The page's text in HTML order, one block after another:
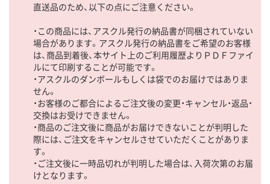
直送品のため、以下の点にご注意ください。
・この商品には、アスクル発行の納品書が同梱されていない
場合があります。アスクル発行の納品書をご希望のお客様
は、商品到着後、本サイト上のご利用履歴よりＰＤＦファイ
ルにて印刷することが可能です。
・アスクルのダンボールもしくは袋でのお届けではありま
せん。
・お客様のご都合によるご注文後の変更・キャンセル・返品・
交換はお受けできません。
・商品のご注文後に商品がお届けできないことが判明した
際には、ご注文をキャンセルさせていただくことがありま
す。
・ご注文後に一時品切れが判明した場合は、入荷次第のお届
けとなります。